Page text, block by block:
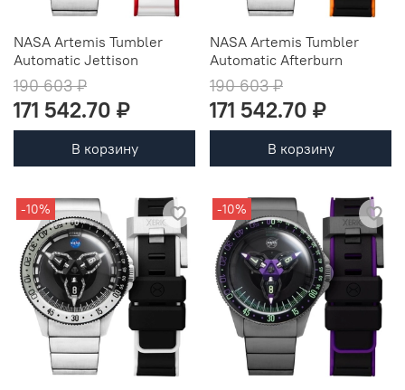
NASA Artemis Tumbler
Automatic Jettison
190 603 ₽
171 542.70 ₽
В корзину
NASA Artemis Tumbler
Automatic Afterburn
190 603 ₽
171 542.70 ₽
В корзину
-10% -10%